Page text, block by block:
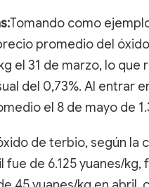
Tomando como
promedio del
el 31 de marzo, lo
del 0,73%. Al entrar
el 8 de mayo de
de terbio, según la
de 6.125 yuanes/kg,